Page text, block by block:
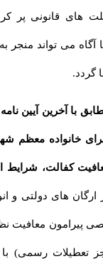
قانونی پر کردن
می تواند منجر به از
آخرین آیین نامه ها
معظم شهدا،
کفالت، شرایط اخذ
های دولتی و انواع
معافیت نظام
رسمی) با ما